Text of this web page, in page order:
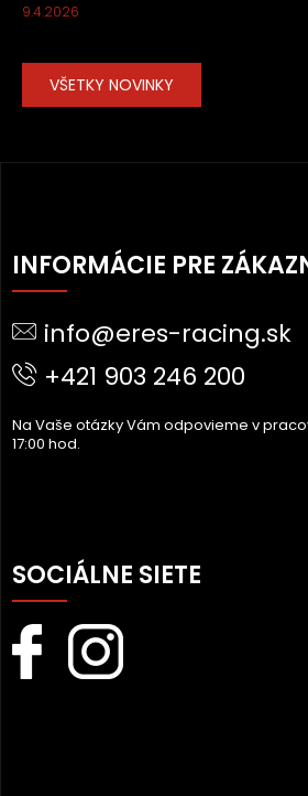
9.4.2026
VŠETKY NOVINKY
Á
P
T
INFORMÁCIE PRE
info@eres-racing.sk
+421 903 246 200
Na Vaše otázky Vám odpovieme v
17:00 hod.
SOCIÁLNE SIETE